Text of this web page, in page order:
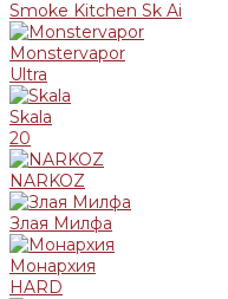
Smoke Kitchen Sk Ai
Monstervapor
Ultra
Skala
20
NARKOZ
Злая Милфа
Монархия
HARD